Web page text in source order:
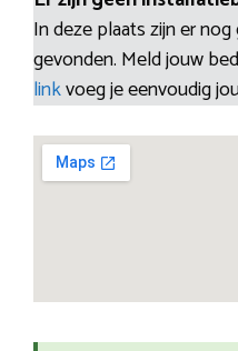
In deze plaats zijn er
gevonden. Meld jouw
linkvoeg je eenvoudig